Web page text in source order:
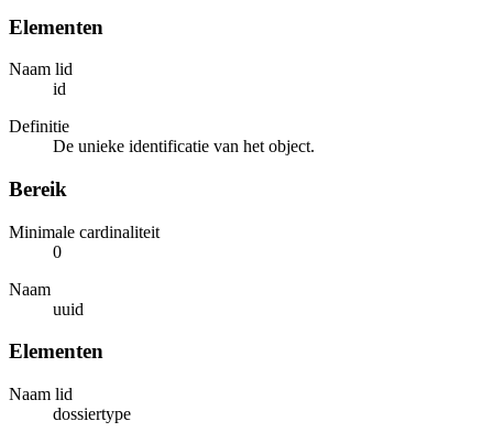
Elementen
Naam lid
id
Definitie
De unieke identificatie van het object.
Bereik
Minimale cardinaliteit
0
Naam
uuid
Elementen
Naam lid
dossiertype